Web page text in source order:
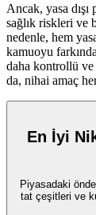
Ancak, yasa dışı
sağlık riskleri ve
nedenle, hem
kamuoyu
daha kontrollü
da, nihai amaç
En İyi
Piyasadaki
tat çeşitleri ve